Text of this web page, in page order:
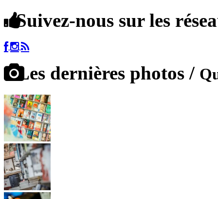
Suivez-nous sur les
Les dernières photos /